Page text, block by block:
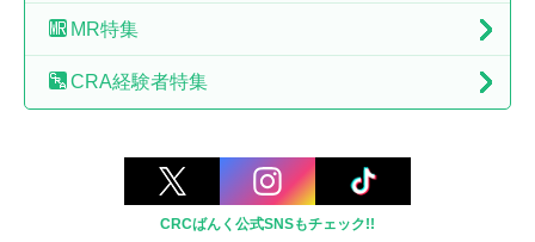
MR特集
CRA経験者特集
CRCばんく公式SNSもチェック!!